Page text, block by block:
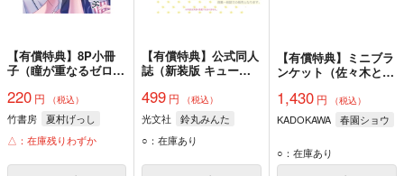
【有償特典】8P小冊
子（瞳が重なるゼロセ
220 円 （税込）
竹書房
夏村げっし
△：在庫残りわずか
【有償特典】公式同人
誌（新装版 キューピ
キューピッドに落雷
追撃）
499 円 （税込）
光文社
鈴丸みんた
○：在庫あり
【有償特典】ミニブラ
ンケット（佐々木と宮
き特装版・通常版））
1,430円 （税込）
KADOKAWA 春園ショウ
○：在庫あり